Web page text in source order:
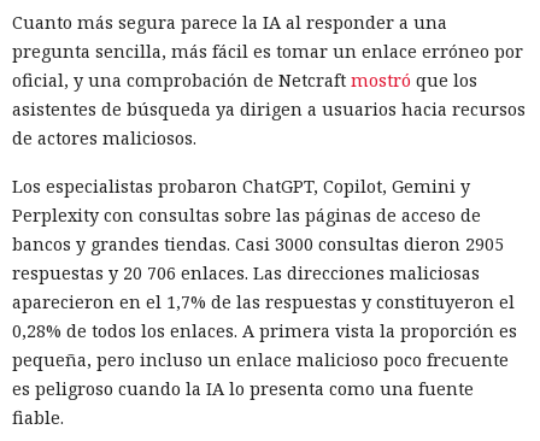
anteriormente reemplazar Assistant en la mayoría de los
dispositivos móviles ya en 2025, pero pospuso la
desactivación hasta 2026 para continuar preparando a
Gemini y ampliar el conjunto de funciones compatibles. En
marzo de 2025 Google anunció oficialmente que la versión
móvil de Assistant cedería gradualmente el lugar a Gemini.
Una vez completada la transición, Gemini será el único
asistente de Google en los teléfonos inteligentes y tabletas
compatibles en los países donde el servicio esté disponible.
Volver a Assistant a través de los ajustes ya no será posible.
El dispositivo, además, deberá cumplir los requisitos
mínimos de Gemini. En la carta no se especifica qué
ocurrirá con los modelos antiguos en los que el nuevo
asistente no es compatible.
Cuanto más segura parece la IA al responder a una
pregunta sencilla, más fácil es tomar un enlace erróneo por
oficial, y una comprobación de Netcraft mostró que los
asistentes de búsqueda ya dirigen a usuarios hacia recursos
de actores maliciosos.
Los especialistas probaron ChatGPT, Copilot, Gemini y
Perplexity con consultas sobre las páginas de acceso de
bancos y grandes tiendas. Casi 3000 consultas dieron 2905
respuestas y 20 706 enlaces. Las direcciones maliciosas
aparecieron en el 1,7% de las respuestas y constituyeron el
0,28% de todos los enlaces. A primera vista la proporción es
pequeña, pero incluso un enlace malicioso poco frecuente
es peligroso cuando la IA lo presenta como una fuente
fiable.